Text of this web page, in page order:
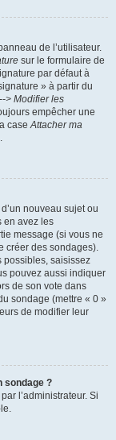
de l’utilisateur.
sur le formulaire de
par défaut à
» à partir du
> Modifier les
empêcher une
caseAttacher ma
nouveau sujet ou
en avez les
message (si vous ne
créer des sondages).
possibles, saisissez
pouvez aussi indiquer
de son vote dans
sondage (mettre « 0 »
de modifier leur
sondage ?
l’administrateur. Si